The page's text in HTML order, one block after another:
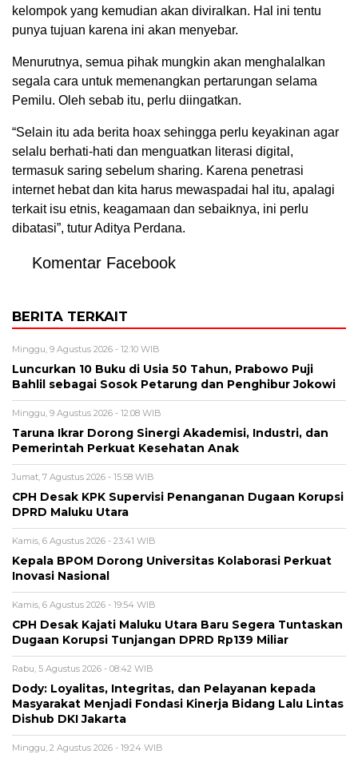
kelompok yang kemudian akan diviralkan. Hal ini tentu
punya tujuan karena ini akan menyebar.
Menurutnya, semua pihak mungkin akan menghalalkan
segala cara untuk memenangkan pertarungan selama
Pemilu. Oleh sebab itu, perlu diingatkan.
“Selain itu ada berita hoax sehingga perlu keyakinan agar
selalu berhati-hati dan menguatkan literasi digital,
termasuk saring sebelum sharing. Karena penetrasi
internet hebat dan kita harus mewaspadai hal itu, apalagi
terkait isu etnis, keagamaan dan sebaiknya, ini perlu
dibatasi”, tutur Aditya Perdana.
Komentar Facebook
BERITA TERKAIT
Minggu, 9 Agustus 2026 - 12:10 WIB
Luncurkan 10 Buku di Usia 50 Tahun, Prabowo Puji
Bahlil sebagai Sosok Petarung dan Penghibur Jokowi
Minggu, 9 Agustus 2026 - 12:08 WIB
Taruna Ikrar Dorong Sinergi Akademisi, Industri, dan
Pemerintah Perkuat Kesehatan Anak
Jumat, 7 Agustus 2026 - 15:58 WIB
CPH Desak KPK Supervisi Penanganan Dugaan Korupsi
DPRD Maluku Utara
Kamis, 6 Agustus 2026 - 23:41 WIB
Kepala BPOM Dorong Universitas Kolaborasi Perkuat
Inovasi Nasional
Kamis, 6 Agustus 2026 - 19:54 WIB
CPH Desak Kajati Maluku Utara Baru Segera Tuntaskan
Dugaan Korupsi Tunjangan DPRD Rp139 Miliar
Rabu, 5 Agustus 2026 - 08:42 WIB
Dody: Loyalitas, Integritas, dan Pelayanan kepada
Masyarakat Menjadi Fondasi Kinerja Bidang Lalu Lintas
Dishub DKI Jakarta
Minggu, 2 Agustus 2026 - 19:24 WIB